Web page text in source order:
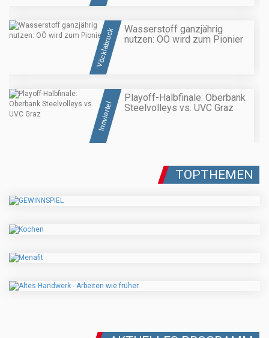
Vöcklabruck
Wasserstoff ganzjährig
nutzen: OÖ wird zum Pionier
Innviertel
Playoff-Halbfinale: Oberbank
Steelvolleys vs. UVC Graz
TOPTHEMEN